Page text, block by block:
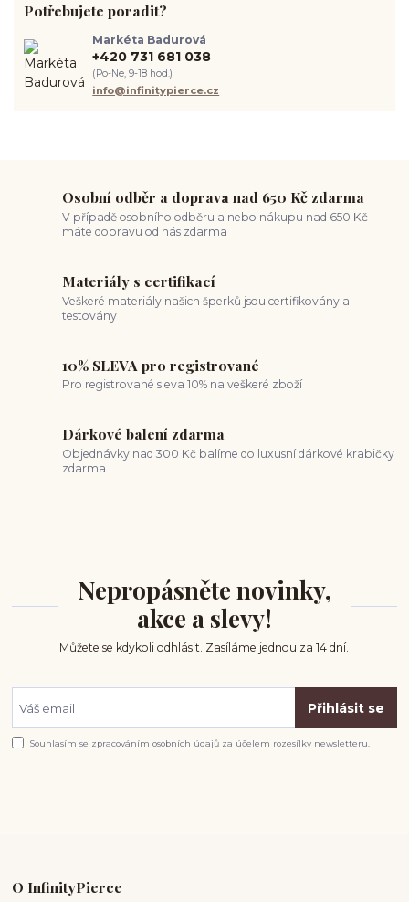
hygiena piercingu
tipy pro piercing
piercing ucha
chirurgická ocel 316L
spravná velikost piercingu
jak pečovat o piercing
medusa piercing
Potřebujete poradit?
Markéta Badurová
+420 731 681 038
(Po-Ne, 9-18 hod.)
info@infinitypierce.cz
Osobní odběr a doprava nad 650 Kč zdarma
V případě osobního odběru a nebo nákupu nad 650 Kč
máte dopravu od nás zdarma
Materiály s certifikací
Veškeré materiály našich šperků jsou certifikovány a
testovány
10% SLEVA pro registrované
Pro registrované sleva 10% na veškeré zboží
Dárkové balení zdarma
Objednávky nad 300 Kč balíme do luxusní dárkové krabičky
zdarma
Nepropásněte novinky,
akce a slevy!
Můžete se kdykoli odhlásit. Zasíláme jednou za 14 dní.
Přihlásit se
Souhlasím se zpracováním osobních údajů za účelem rozesílky newsletteru.
O InfinityPierce